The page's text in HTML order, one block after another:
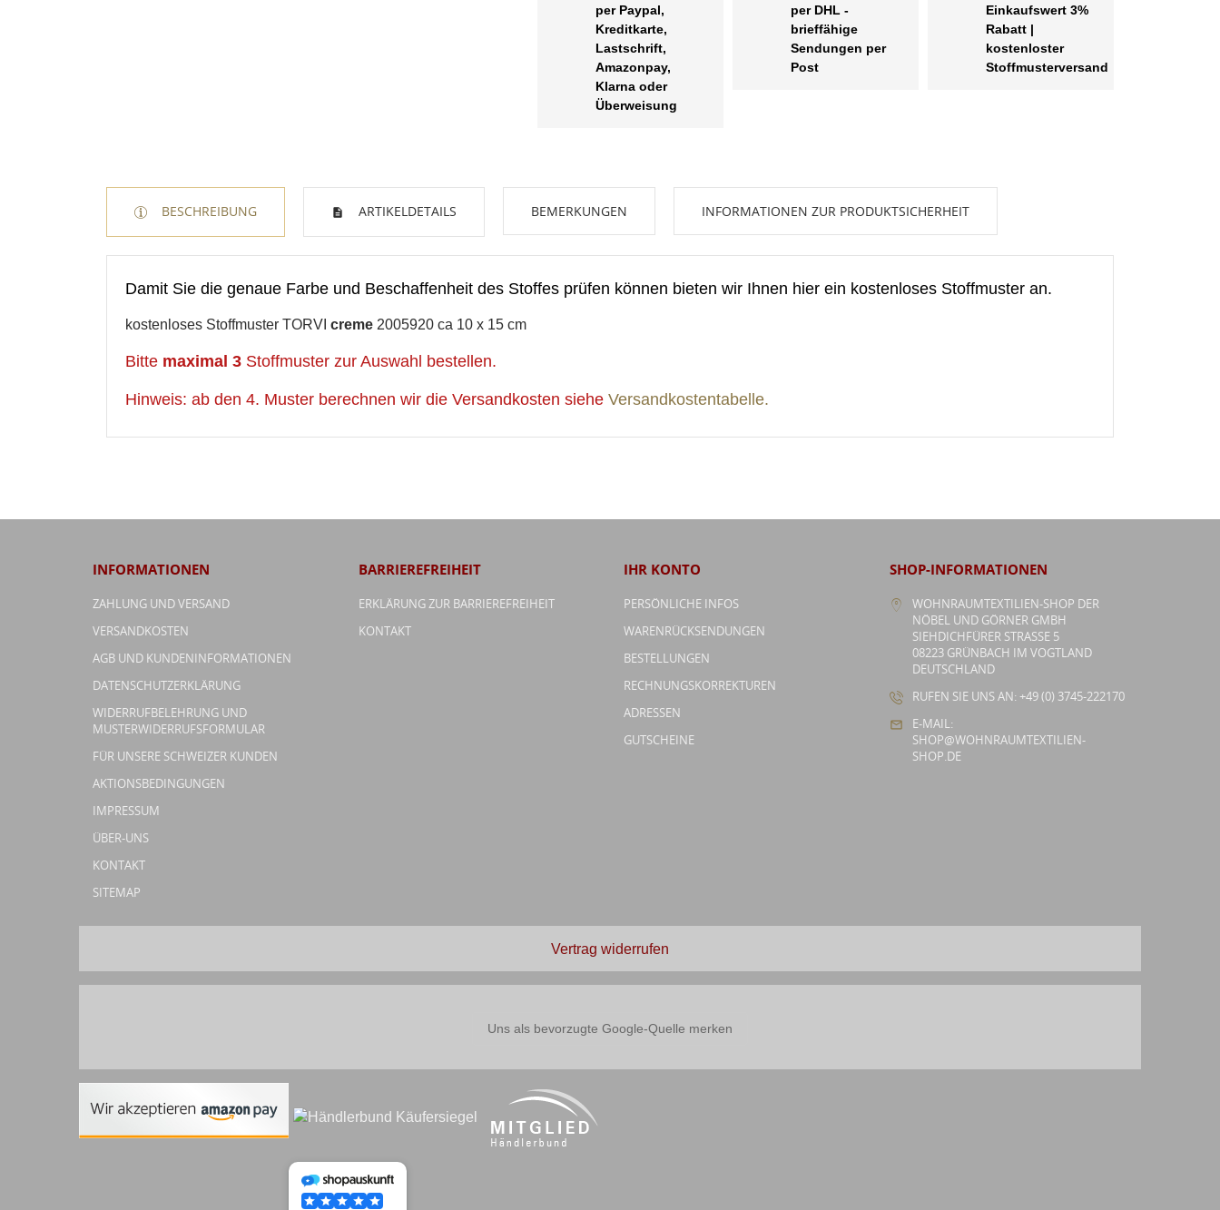
per Paypal,
Kreditkarte,
Lastschrift,
Amazonpay,
Klarna oder
Überweisung
per DHL -
brieffähige
Sendungen per
Post
Einkaufswert 3%
Rabatt |
kostenloster
Stoffmusterversand
BESCHREIBUNG ARTIKELDETAILS BEMERKUNGEN INFORMATIONEN ZUR PRODUKTSICHERHEIT
Damit Sie die genaue Farbe und Beschaffenheit des Stoffes prüfen können bieten wir Ihnen hier ein kostenloses Stoffmuster an.
kostenloses Stoffmuster TORVI creme 2005920 ca 10 x 15 cm
Bitte maximal 3 Stoffmuster zur Auswahl bestellen.
Hinweis: ab den 4. Muster berechnen wir die Versandkosten siehe Versandkostentabelle.
INFORMATIONEN
ZAHLUNG UND VERSAND
VERSANDKOSTEN
AGB UND KUNDENINFORMATIONEN
DATENSCHUTZERKLÄRUNG
WIDERRUFBELEHRUNG UND
MUSTERWIDERRUFSFORMULAR
FÜR UNSERE SCHWEIZER KUNDEN
AKTIONSBEDINGUNGEN
IMPRESSUM
ÜBER-UNS
KONTAKT
SITEMAP
BARRIEREFREIHEIT
ERKLÄRUNG ZUR BARRIEREFREIHEIT
KONTAKT
IHR KONTO
PERSÖNLICHE INFOS
WARENRÜCKSENDUNGEN
BESTELLUNGEN
RECHNUNGSKORREKTUREN
ADRESSEN
GUTSCHEINE
SHOP-INFORMATIONEN
WOHNRAUMTEXTILIEN-SHOP DER
NÖBEL UND GÖRNER GMBH
SIEHDICHFÜRER STRASSE 5
08223 GRÜNBACH IM VOGTLAND
DEUTSCHLAND
RUFEN SIE UNS AN: +49 (0) 3745-222170
E-MAIL:
SHOP@WOHNRAUMTEXTILIEN-
SHOP.DE
AUF MEINE WUNSCHLISTE
WUNSCHLISTE ERSTELLEN
Abbrechen
ANMELDEN
Sie müssen angemeldet sein, um Artikel Ihrer Wunschliste hinzufügen zu
Vertrag widerrufen
Uns als bevorzugte Google-Quelle merken